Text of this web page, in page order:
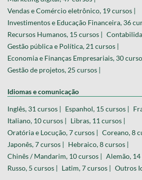
Vendas e Comércio eletrônico, 19 cursos |
Investimentos e Educação Financeira, 36
Recursos Humanos, 15 cursos |
Gestão pública e Política, 21 cursos |
Economia e Finanças Empresariais, 30
Gestão de projetos, 25 cursos |
Idiomas e comunicação
Inglês, 31 cursos | Espanhol, 15 cursos |
Italiano, 10 cursos | Libras, 11 cursos |
Oratória e Locução, 7 cursos | Coreano, 8
Japonês, 7 cursos | Hebraico, 8 cursos |
Chinês / Mandarim, 10 cursos | Alemão, 14
Russo, 5 cursos | Latim, 7 cursos | Outros